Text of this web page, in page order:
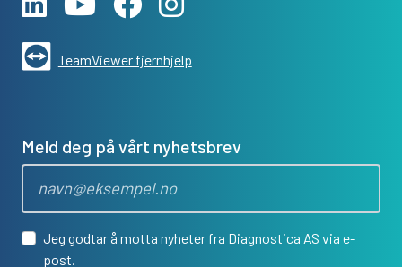
TeamViewer fjernhjelp
Meld deg på vårt nyhetsbrev
Jeg godtar å motta nyheter fra Diagnostica AS via e-
post.